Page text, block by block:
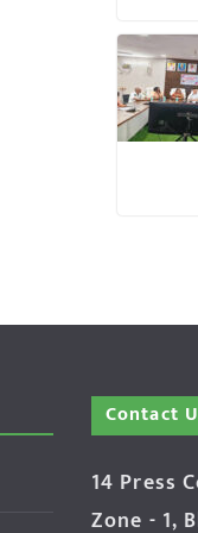
Contact
14 Press
Zone - 1,